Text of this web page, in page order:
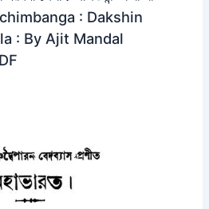
: Dakshin
: By Ajit Mandal